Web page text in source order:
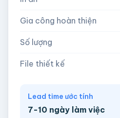
AI, PDF, EPS, PSD,
Gia công hoàn thiện
Số lượng
File thiết kế
Lead time ước tính
7-10 ngày làm việc